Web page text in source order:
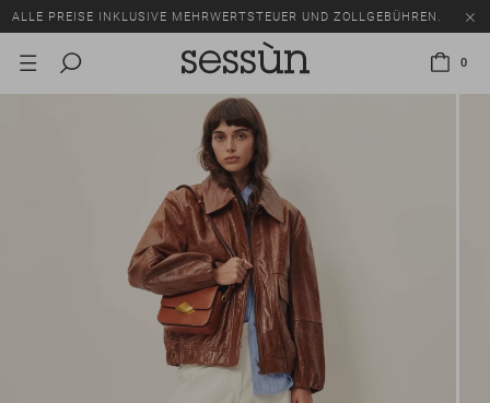
ALLE PREISE INKLUSIVE MEHRWERTSTEUER UND ZOLLGEBÜHREN.
SALE: BIS ZU -50% AUF EINE AUSWAHL AN ARTIKELN.
0